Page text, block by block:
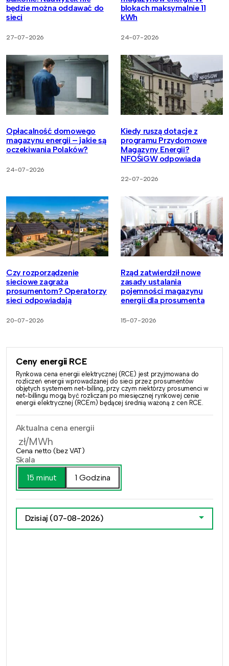
będzie można oddawać do
sieci
27-07-2026
blokach maksymalnie 11
kWh
24-07-2026
Opłacalność domowego
magazynu energii – jakie są
oczekiwania Polaków?
24-07-2026
Kiedy ruszą dotacje z
programu Przydomowe
Magazyny Energii?
NFOŚiGW odpowiada
22-07-2026
Czy rozporządzenie
sieciowe zagraża
prosumentom? Operatorzy
sieci odpowiadają
20-07-2026
Rząd zatwierdził nowe
zasady ustalania
pojemności magazynu
energii dla prosumenta
15-07-2026
Ceny energii RCE
Rynkowa cena energii elektrycznej (RCE) jest przyjmowana do
rozliczeń energii wprowadzanej do sieci przez prosumentów
objętych systemem net-billing, przy czym niektórzy prosumenci w
net-billingu mogą być rozliczani po miesięcznej rynkowej cenie
energii elektrycznej (RCEm) będącej średnią ważoną z cen RCE.
Aktualna cena energii
zł/MWh
Cena netto (bez VAT)
Skala
15 minut
1 Godzina
Dzisiaj (07-08-2026)